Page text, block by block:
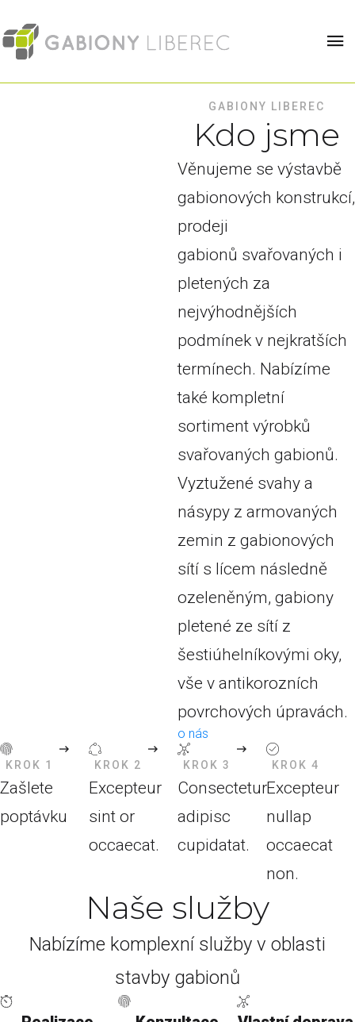
GABIONY LIBEREC
Kdo jsme
Věnujeme se výstavbě
gabionových konstrukcí,
prodeji
gabionů svařovaných i
pletených za
nejvýhodnějších
podmínek v nejkratších
termínech. Nabízíme
také kompletní
sortiment výrobků
svařovaných gabionů.
Vyztužené svahy a
násypy z armovaných
zemin z gabionových
sítí s lícem následně
ozeleněným, gabiony
pletené ze sítí z
šestiúhelníkovými oky,
vše v antikorozních
povrchových úpravách.
o nás
KROK 1
Zašlete
poptávku
KROK 2
Excepteur
sint or
occaecat.
KROK 3
Consectetur
adipisc
cupidatat.
KROK 4
Excepteur
nullap
occaecat
non.
Naše služby
Nabízíme komplexní služby v oblasti
stavby gabionů